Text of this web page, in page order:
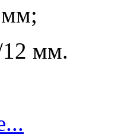
мм;
12 мм.